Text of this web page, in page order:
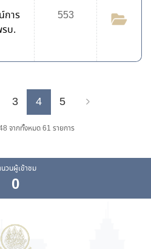
การ
บ.
553
3 4 5
จากทั้งหมด 61 รายการ
นวนผู้เข้าชม
0